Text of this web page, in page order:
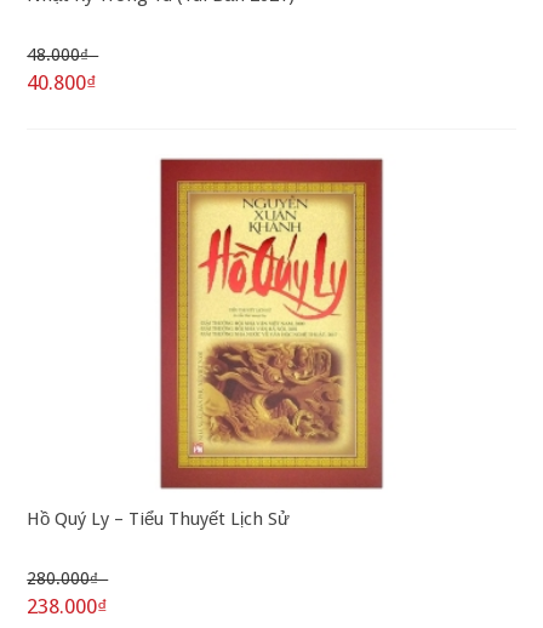
48.000₫
40.800₫
Hồ Quý Ly – Tiểu Thuyết Lịch Sử
280.000₫
238.000₫